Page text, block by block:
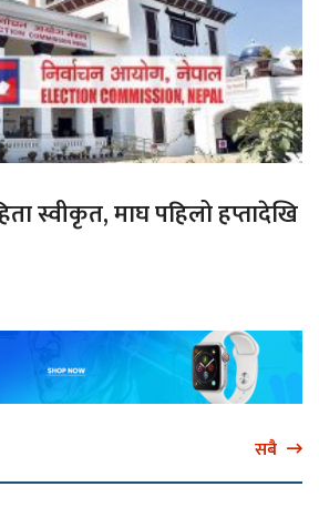
स्वीकृत, माघ पहिलो हप्तादेखि
सबै